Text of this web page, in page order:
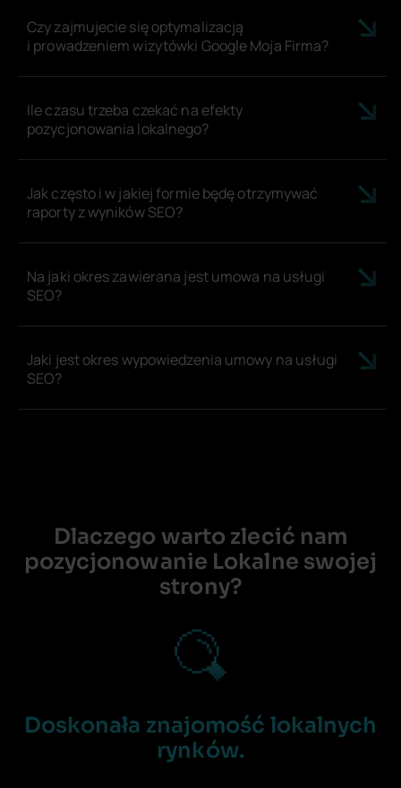
Czy zajmujecie się optymalizacją
i prowadzeniem wizytówki Google Moja Firma?
Ile czasu trzeba czekać na efekty
pozycjonowania lokalnego?
Jak często i w jakiej formie będę otrzymywać
raporty z wyników SEO?
Na jaki okres zawierana jest umowa na usługi
SEO?
Jaki jest okres wypowiedzenia umowy na usługi
SEO?
Dlaczego warto zlecić nam
pozycjonowanie Lokalne swojej
strony?
Doskonała znajomość lokalnych
rynków.